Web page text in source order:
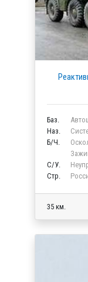
Баз.
Наз.
Б/Ч.
C/У.
Стр.
35 км.